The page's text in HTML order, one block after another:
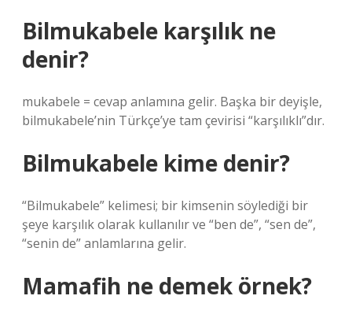
Bilmukabele karşılık ne
denir?
mukabele = cevap anlamına gelir. Başka bir deyişle,
bilmukabele’nin Türkçe’ye tam çevirisi “karşılıklı”dır.
Bilmukabele kime denir?
“Bilmukabele” kelimesi; bir kimsenin söylediği bir
şeye karşılık olarak kullanılır ve “ben de”, “sen de”,
“senin de” anlamlarına gelir.
Mamafih ne demek örnek?